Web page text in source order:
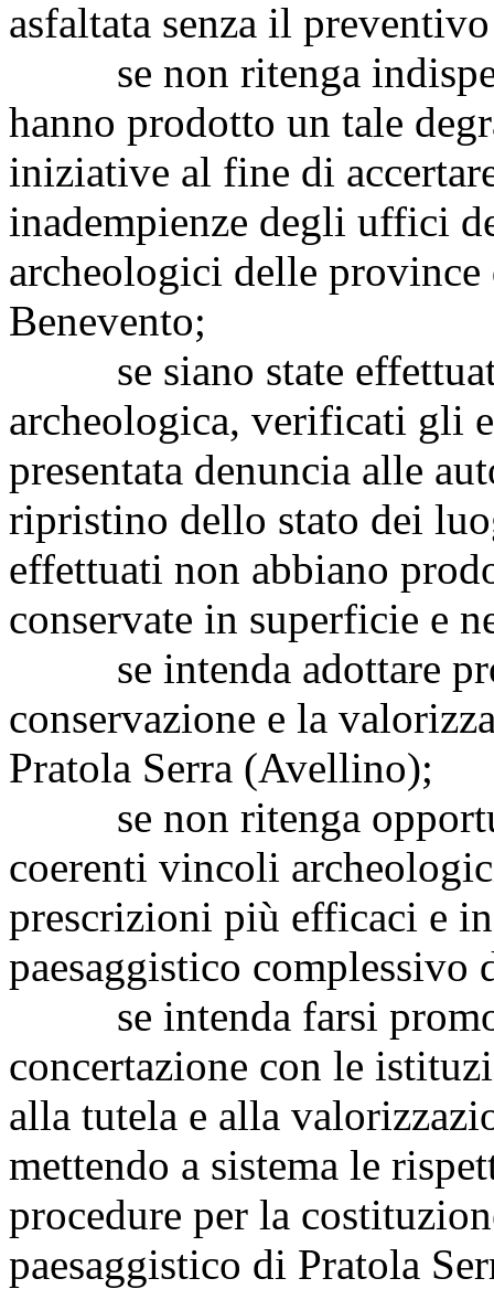
asfaltata senza il
se non ritenga
hanno prodotto un tale
iniziative al fine di
inadempienze degli uffici
archeologici delle
Benevento;
se siano state
archeologica, verificati gli
presentata denuncia alle
ripristino dello stato dei
effettuati non abbiano
conservate in superficie e
se intenda adottare
conservazione e la
Pratola Serra (Avellino);
se non ritenga
coerenti vincoli
prescrizioni più efficaci e
paesaggistico complessivo
se intenda farsi
concertazione con le
alla tutela e alla
mettendo a sistema le
procedure per la
paesaggistico di Pratola